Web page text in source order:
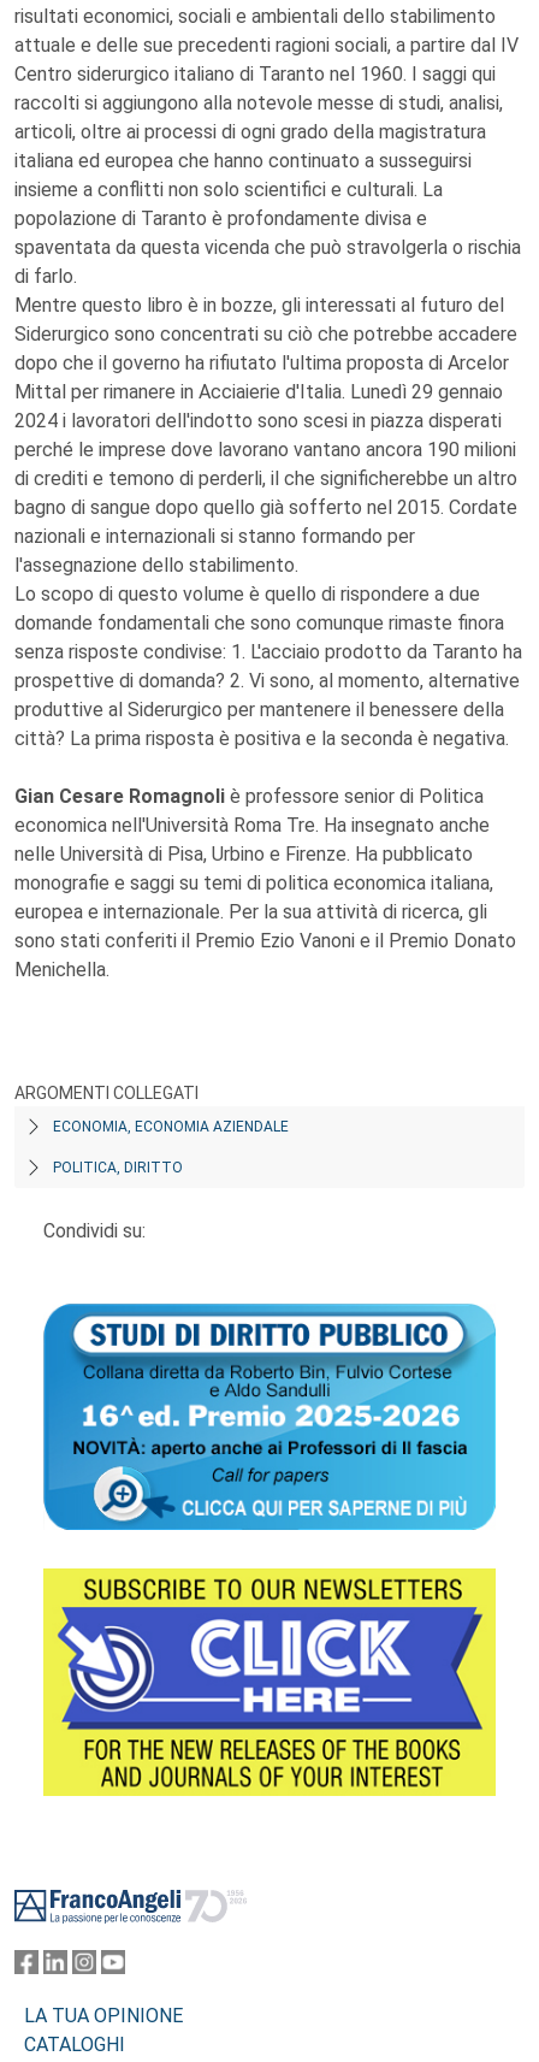
risultati economici, sociali e ambientali dello stabilimento
attuale e delle sue precedenti ragioni sociali, a partire dal IV
Centro siderurgico italiano di Taranto nel 1960. I saggi qui
raccolti si aggiungono alla notevole messe di studi, analisi,
articoli, oltre ai processi di ogni grado della magistratura
italiana ed europea che hanno continuato a susseguirsi
insieme a conflitti non solo scientifici e culturali. La
popolazione di Taranto è profondamente divisa e
spaventata da questa vicenda che può stravolgerla o rischia
di farlo.
Mentre questo libro è in bozze, gli interessati al futuro del
Siderurgico sono concentrati su ciò che potrebbe accadere
dopo che il governo ha rifiutato l'ultima proposta di Arcelor
Mittal per rimanere in Acciaierie d'Italia. Lunedì 29 gennaio
2024 i lavoratori dell'indotto sono scesi in piazza disperati
perché le imprese dove lavorano vantano ancora 190 milioni
di crediti e temono di perderli, il che significherebbe un altro
bagno di sangue dopo quello già sofferto nel 2015. Cordate
nazionali e internazionali si stanno formando per
l'assegnazione dello stabilimento.
Lo scopo di questo volume è quello di rispondere a due
domande fondamentali che sono comunque rimaste finora
senza risposte condivise: 1. L'acciaio prodotto da Taranto ha
prospettive di domanda? 2. Vi sono, al momento, alternative
produttive al Siderurgico per mantenere il benessere della
città? La prima risposta è positiva e la seconda è negativa.
Gian Cesare Romagnoli è professore senior di Politica
economica nell'Università Roma Tre. Ha insegnato anche
nelle Università di Pisa, Urbino e Firenze. Ha pubblicato
monografie e saggi su temi di politica economica italiana,
europea e internazionale. Per la sua attività di ricerca, gli
sono stati conferiti il Premio Ezio Vanoni e il Premio Donato
Menichella.
ARGOMENTI COLLEGATI
ECONOMIA, ECONOMIA AZIENDALE
POLITICA, DIRITTO
Condividi su:
LA TUA OPINIONE
CATALOGHI